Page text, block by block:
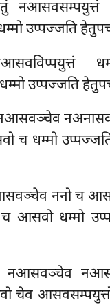
नआसवसम्पयुत्तं
उप्पज्जति
उप्पज्जति
च धम्मो
ननो च
आसवो धम्मो
नआसवञ्चेव
चेव